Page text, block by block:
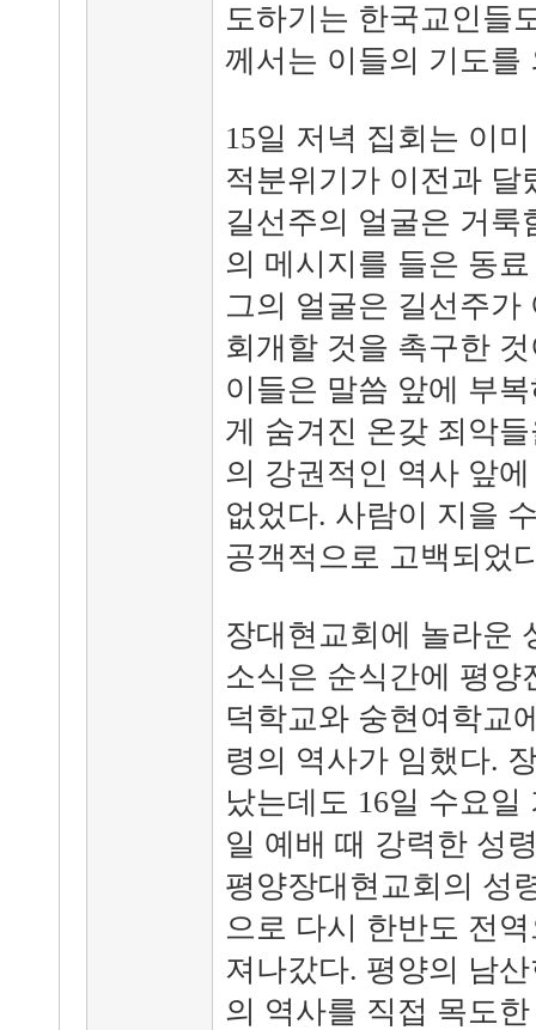
도하기는 한국교인들
께서는 이들의 기도를
15일 저녁 집회는 이
적분위기가 이전과 달
길선주의 얼굴은 거룩
의 메시지를 들은 동
그의 얼굴은 길선주가
회개할 것을 촉구한
이들은 말씀 앞에 부
게 숨겨진 온갖 죄악
의 강권적인 역사 앞
없었다. 사람이 지을
공객적으로 고백되었
장대현교회에 놀라운
소식은 순식간에 평양
덕학교와 숭현여학교
령의 역사가 임했다.
났는데도 16일 수요
일 예배 때 강력한 성
평양장대현교회의 성
으로 다시 한반도 전
져나갔다. 평양의 남
의 역사를 직접 목도